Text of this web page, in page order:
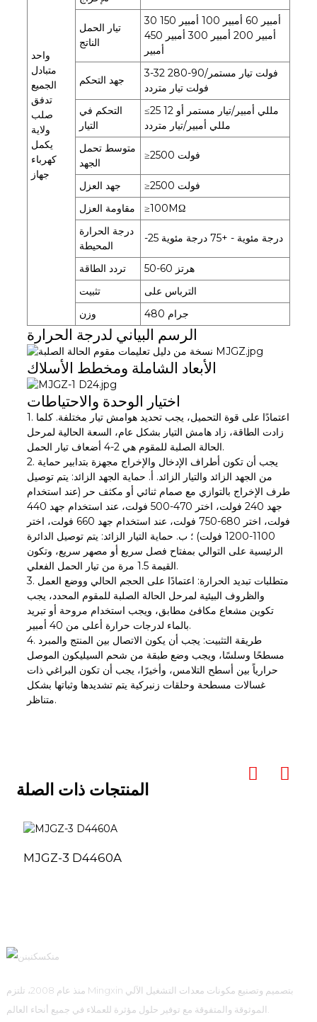
واحد
متبادل
الجميع
تدفق
صلب
ولاية
يكمل
كهرباء
جهاز
تيار الحمل
الناتج
30 أمبير 60 أمبير 100 أمبير 150
أمبير 200 أمبير 300 أمبير 450
أمبير
جهد التحكم
3-32 فولت تيار مستمر/90-280
فولت تيار متردد
التحكم في
التيار
≤25 مللي أمبير/تيار مستمر أو 12
مللي أمبير/تيار متردد
متوسط ​​تحمل
الجهد
≥2500 فولت
جهد العزل
≥2500 فولت
مقاومة العزل
≥100MΩ
درجة الحرارة
المحيطة
-25 درجة مئوية - +75 درجة مئوية
تردد الطاقة
50-60 هرتز
تثبيت
الترباس على
وزن
480 جرام
الرسم البياني لدرجة الحرارة
الأبعاد الشاملة ومخطط الأسلاك
اختيار الوحدة والاحتياطات
1. اعتمادًا على قوة التحميل، يجب تحديد هوامش تيار مختلفة. كلما
زادت الطاقة، زاد هامش التيار بشكل عام، السعة الحالية لمرحل
الحالة الصلبة للمقوم هي 2-4 أضعاف تيار الحمل.
2. يجب أن تكون أطراف الإدخال والإخراج مجهزة بتدابير حماية
من الجهد الزائد والتيار الزائد. أ. حماية الجهد الزائد: يتم توصيل
طرف الإخراج بالتوازي مع صمام ثنائي أو مكثف حر (عند استخدام
جهد 240 فولت، اختر 470-500 فولت، عند استخدام جهد 440
فولت، اختر 680-750 فولت، عند استخدام جهد 660 فولت، اختر
1100-1200 فولت) ؛ ب. حماية التيار الزائد: يتم توصيل الدائرة
الرئيسية على التوالي بمفتاح فصل سريع أو مصهر سريع، وتكون
القيمة 1.5 مرة من تيار الحمل الفعلي.
3. متطلبات تبديد الحرارة: اعتمادًا على الحجم الحالي ووضع العمل
والظروف البيئية لمرحل الحالة الصلبة للمقوم المحدد، يجب
تكوين مشعاع مكافئ مطابق، ويجب استخدام مروحة أو تبريد
بالماء لدرجات حرارة أعلى من 40 أمبير.
4. طريقة التثبيت: يجب أن يكون الاتصال بين المنتج والمبرد
مسطحًا وسلسًا، ويجب وضع طبقة من شحم السيليكون الموصل
حرارياً بين أسطح التلامس، وأخيرًا، يجب أن تكون البراغي ذات
غسالات مسطحة وحلقات زنبركية يتم تشديدها وثباتها بشكل
متناظر.
المنتجات ذات الصلة
MJGZ-3 D4460A
منذ عام 2008، تلتزم Mingxin بتصميم وتصنيع مكونات معدات التشغيل الآلي